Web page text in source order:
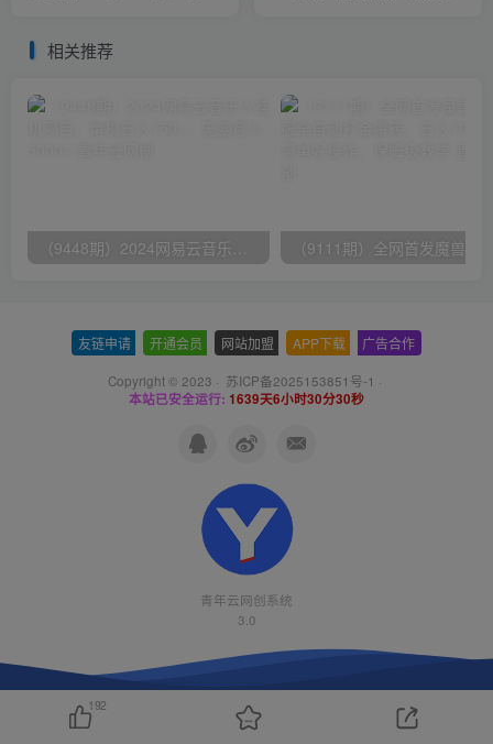
相关推荐
友链申请 开通会员 网站加盟 APP下载 广告合作
Copyright © 2023 · 苏ICP备2025153851号-1 ·
本站已安全运行: 1639天6小时30分31秒
青年云网创系统
3.0
192